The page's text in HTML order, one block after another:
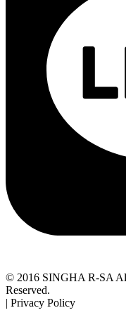
© 2016 SINGHA R-SA
Reserved.
| Privacy Policy